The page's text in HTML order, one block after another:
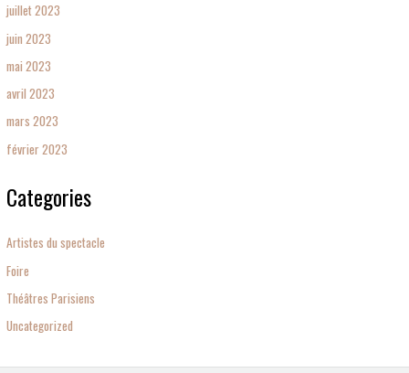
juillet 2023
juin 2023
mai 2023
avril 2023
mars 2023
février 2023
Categories
Artistes du spectacle
Foire
Théâtres Parisiens
Uncategorized